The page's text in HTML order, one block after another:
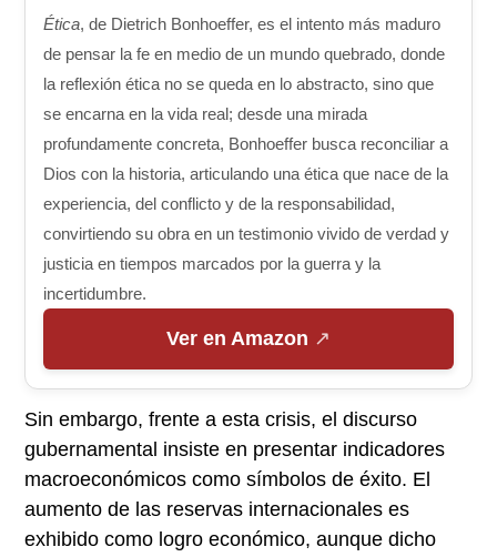
Ética, de Dietrich Bonhoeffer, es el intento más maduro
de pensar la fe en medio de un mundo quebrado, donde
la reflexión ética no se queda en lo abstracto, sino que
se encarna en la vida real; desde una mirada
profundamente concreta, Bonhoeffer busca reconciliar a
Dios con la historia, articulando una ética que nace de la
experiencia, del conflicto y de la responsabilidad,
convirtiendo su obra en un testimonio vivido de verdad y
justicia en tiempos marcados por la guerra y la
incertidumbre.
Ver en Amazon
Sin embargo, frente a esta crisis, el discurso
gubernamental insiste en presentar indicadores
macroeconómicos como símbolos de éxito. El
aumento de las reservas internacionales es
exhibido como logro económico, aunque dicho